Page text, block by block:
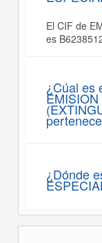
El CIF de
es
¿Cúal es
¿Dónde